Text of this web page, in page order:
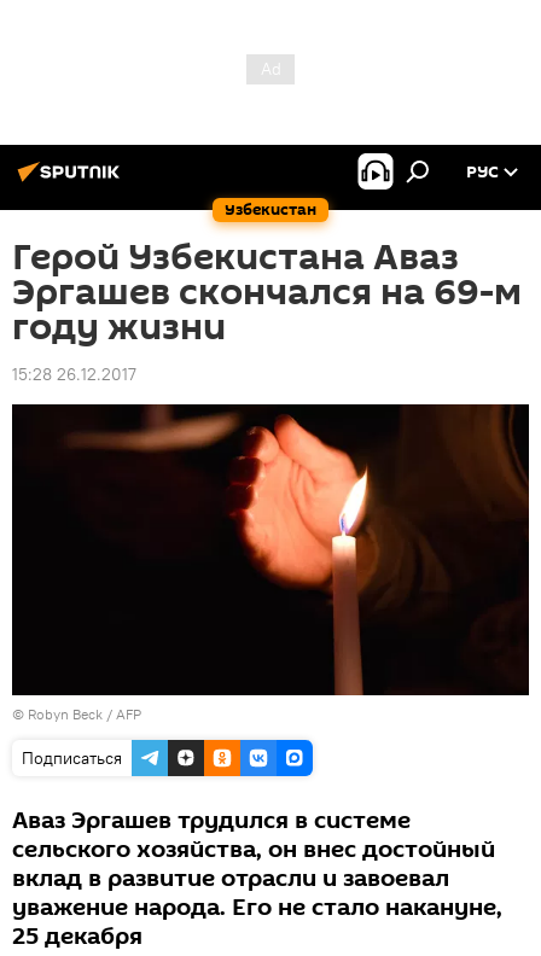
Узбекистан
РУС
Герой Узбекистана Аваз
Эргашев скончался на 69-м
году жизни
15:28 26.12.2017
© Robyn Beck / AFP
Подписаться
Аваз Эргашев трудился в системе
сельского хозяйства, он внес достойный
вклад в развитие отрасли и завоевал
уважение народа. Его не стало накануне,
25 декабря